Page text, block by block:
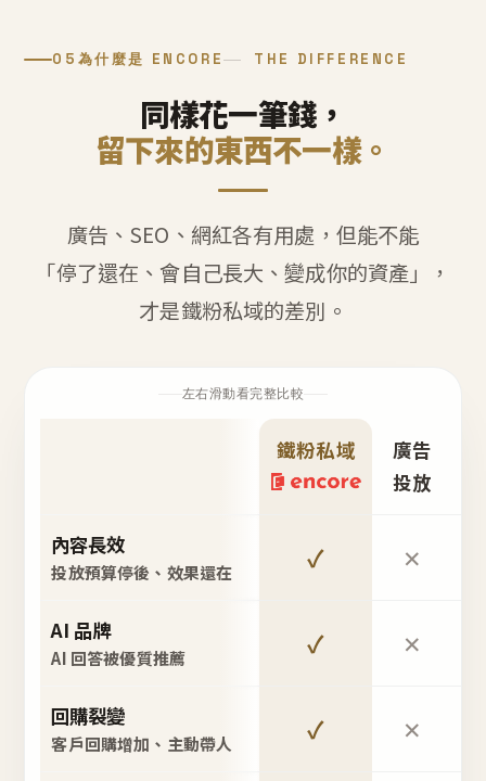
05 為什麼是 ENCORE THE DIFFERENCE
同樣花一筆錢，
留下來的東西不一樣。
廣告、SEO、網紅各有用處，但能不能
「停了還在、會自己長大、變成你的資產」，
才是鐵粉私域的差別。
左右滑動看完整比較
鐵粉私域
廣告
投放
內容長效
投放預算停後、效果還在 ✓ ✕
AI 品牌
AI 回答被優質推薦 ✓ ✕
回購裂變
客戶回購增加、主動帶人 ✓ ✕